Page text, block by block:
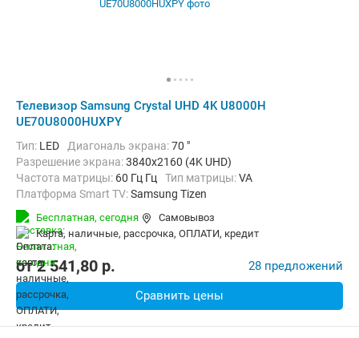
Телевизор Samsung Crystal UHD 4K U8000H
UE70U8000HUXPY
Тип: LED Диагональ экрана:70 "
Разрешение экрана:3840x2160 (4K UHD)
Частота матрицы: 60 Гц Гц Тип матрицы:VA
Платформа Smart TV:Samsung Tizen
Беспроводные интерфейсы:
Бесплатная, сегодня
Самовывоз
карта, наличные, рассрочка, ОПЛАТИ, кредит
от2 541,80 p. 28 предложений
Сравнить цены